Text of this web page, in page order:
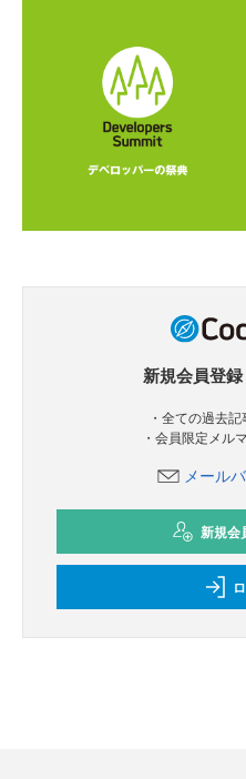
新規会員登録
・全ての過去
・会員限定メル
メール
新規会